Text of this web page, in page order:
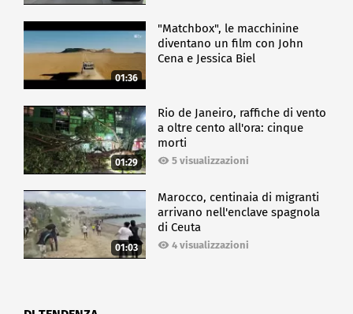
01:36
"Matchbox", le macchinine
diventano un film con John
Cena e Jessica Biel
01:29
Rio de Janeiro, raffiche di vento
a oltre cento all'ora: cinque
morti
5 visualizzazioni
01:03
Marocco, centinaia di migranti
arrivano nell'enclave spagnola
di Ceuta
4 visualizzazioni